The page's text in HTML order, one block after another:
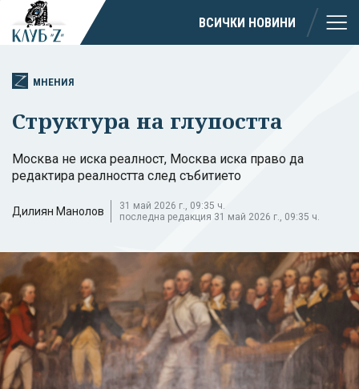
ВСИЧКИ НОВИНИ
МНЕНИЯ
Структура на глупостта
Москва не иска реалност, Москва иска право да
редактира реалността след събитието
Дилиян Манолов
31 май 2026 г., 09:35 ч.
последна редакция 31 май 2026 г., 09:35 ч.